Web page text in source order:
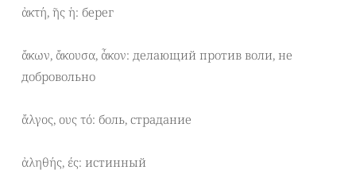
ἀκτή, ῆς ἡ: берег
ἄκων, ἄκουσα, ἆκον: делающий против воли, не
добровольно
ἄλγος, ους τό: боль, страдание
ἀληθής, ές: истинный